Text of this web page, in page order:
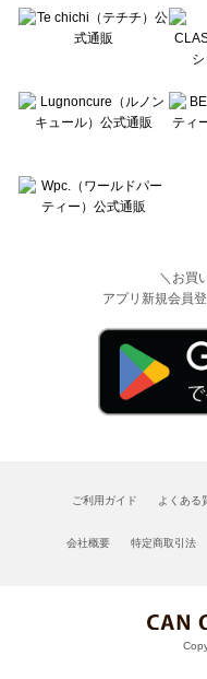
＼お買
アプリ新規会員
ご利用ガイド よくある
会社概要 特定商取引法